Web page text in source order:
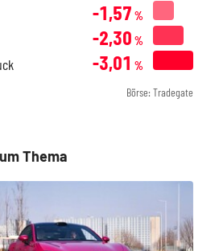
-1,57 %
-2,30 %
-3,01 %
Börse: Tradegate
Thema